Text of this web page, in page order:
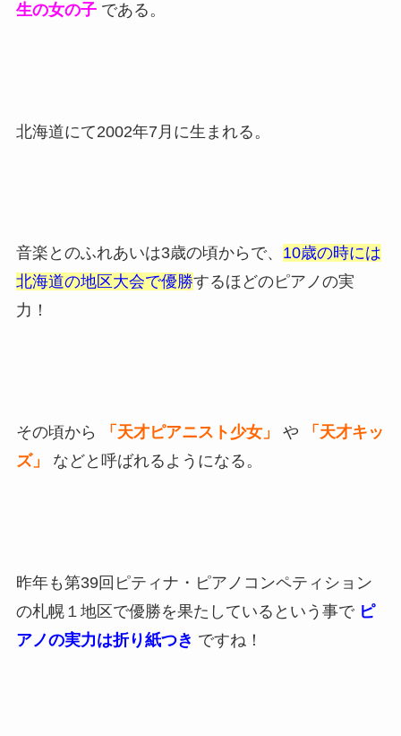
生の女の子 である。
北海道にて2002年7月に生まれる。
音楽とのふれあいは3歳の頃からで、 10歳の時には
北海道の地区大会で優勝するほどのピアノの実
力！
その頃から 「天才ピアニスト少女」 や
「天才キッ
ズ」 などと呼ばれるようになる。
昨年も第39回ピティナ・ピアノコンペティション
の札幌１地区で優勝を果たしているという事で ピ
アノの実力は折り紙つき ですね！